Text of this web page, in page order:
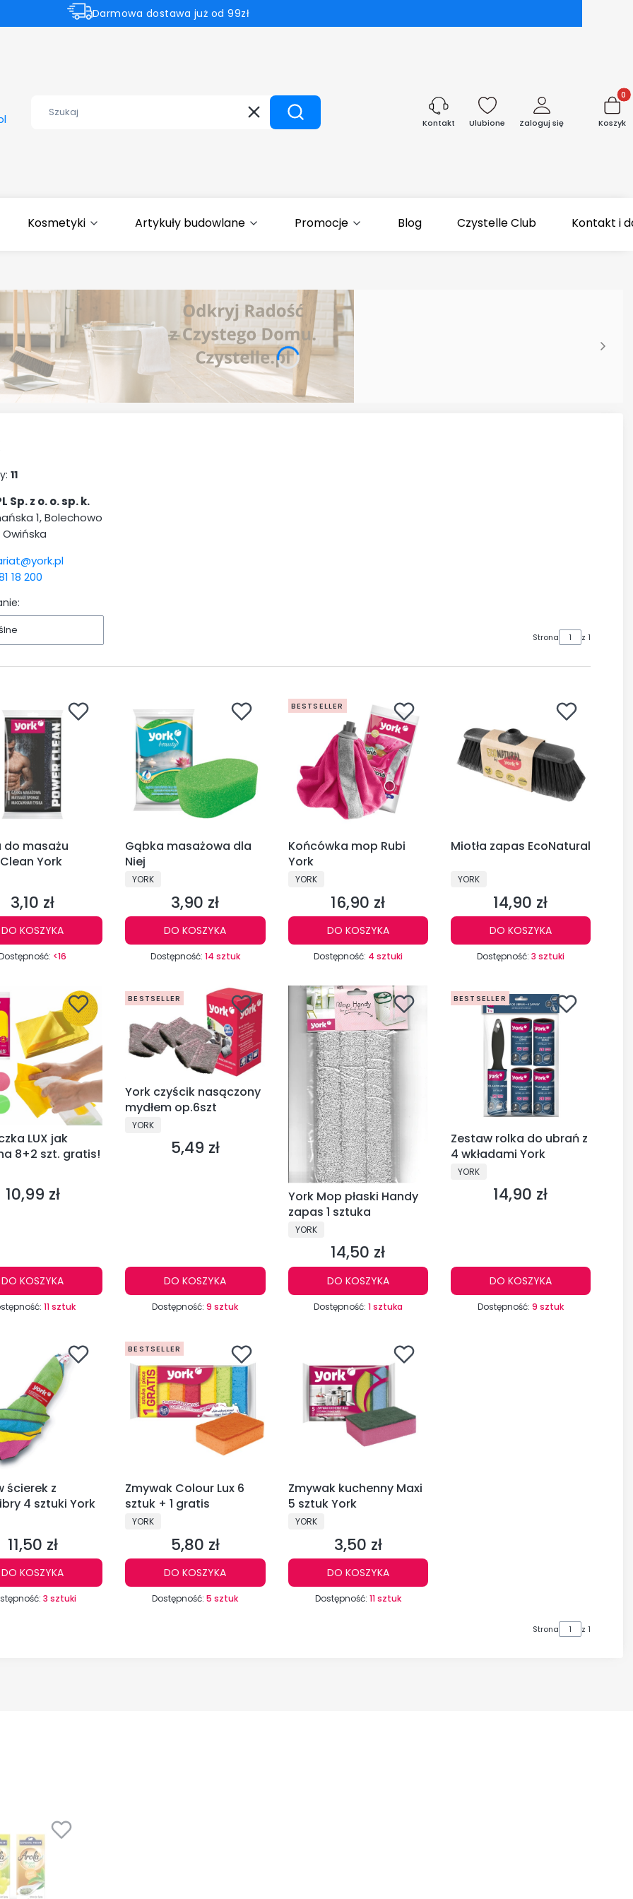
Darmowa dostawa już od 99zł
WyczyśćSzukaj Kontakt Ulubione Zaloguj się Koszyk
Kosmetyki Artykuły budowlane Promocje Blog Czystelle Club Kontakt i
11
Sp. z o. o. sp. k.
1, Bolechowo
18 200
Strona z 1
do masażu
York
Cena
3,10 zł
DO KOSZYKA
<16
Gąbka masażowa dla
Niej
PRODUCENT
YORK
Cena
3,90 zł
DO KOSZYKA
Dostępność: 14 sztuk
BESTSELLER
Końcówka mop Rubi
York
PRODUCENT
YORK
Cena
16,90 zł
DO KOSZYKA
Dostępność: 4 sztuki
Miotła zapas EcoNatural
PRODUCENT
YORK
Cena
14,90 zł
DO KOSZYKA
Dostępność: 3 sztuki
LUX jak
8+2 szt. gratis!
Cena
10,99 zł
DO KOSZYKA
11 sztuk
BESTSELLER
York czyścik nasączony
mydłem op.6szt
PRODUCENT
YORK
Cena
5,49 zł
DO KOSZYKA
Dostępność:9 sztuk
York Mop płaski Handy
zapas 1 sztuka
PRODUCENT
YORK
Cena
14,50 zł
DO KOSZYKA
Dostępność: 1 sztuka
BESTSELLER
Zestaw rolka do ubrań z
4 wkładami York
PRODUCENT
YORK
Cena
14,90 zł
DO KOSZYKA
Dostępność: 9 sztuk
ścierek z
4 sztuki York
Cena
11,50 zł
DO KOSZYKA
3 sztuki
BESTSELLER
Zmywak Colour Lux 6
sztuk + 1 gratis
PRODUCENT
YORK
Cena
5,80 zł
DO KOSZYKA
Dostępność:5 sztuk
Zmywak kuchenny Maxi
5 sztuk York
PRODUCENT
YORK
Cena
3,50 zł
DO KOSZYKA
Dostępność: 11 sztuk
Strona z 1